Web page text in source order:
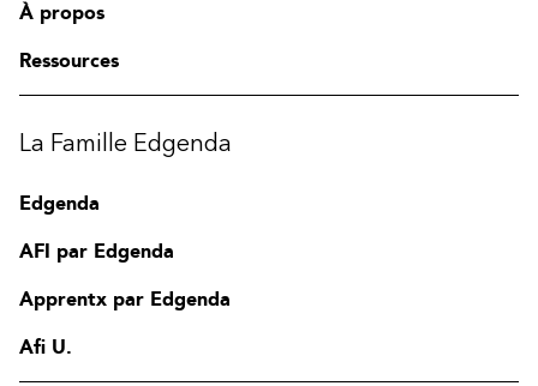
À propos
Ressources
La Famille Edgenda
Edgenda
AFI par Edgenda
Apprentx par Edgenda
Afi U.